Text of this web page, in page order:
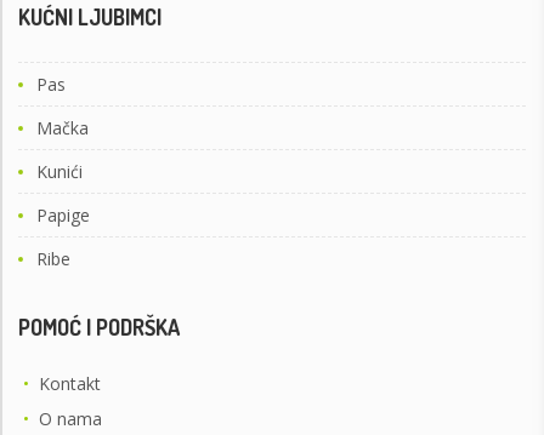
KUĆNI LJUBIMCI
Pas
Mačka
Kunići
Papige
Ribe
POMOĆ I PODRŠKA
• Kontakt
• O nama